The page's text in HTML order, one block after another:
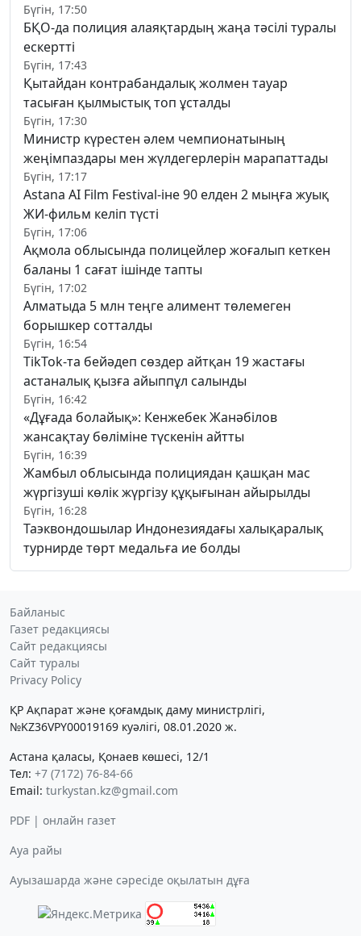
Бүгін, 17:50
БҚО-да полиция алаяқтардың жаңа тәсілі туралы
ескертті
Бүгін, 17:43
Қытайдан контрабандалық жолмен тауар
тасыған қылмыстық топ ұсталды
Бүгін, 17:30
Министр күрестен әлем чемпионатының
жеңімпаздары мен жүлдегерлерін марапаттады
Бүгін, 17:17
Astana AI Film Festival-іне 90 елден 2 мыңға жуық
ЖИ-фильм келіп түсті
Бүгін, 17:06
Ақмола облысында полицейлер жоғалып кеткен
баланы 1 сағат ішінде тапты
Бүгін, 17:02
Алматыда 5 млн теңге алимент төлемеген
борышкер сотталды
Бүгін, 16:54
TikTok-та бейәдеп сөздер айтқан 19 жастағы
астаналық қызға айыппұл салынды
Бүгін, 16:42
«Дұғада болайық»: Кенжебек Жанәбілов
жансақтау бөліміне түскенін айтты
Бүгін, 16:39
Жамбыл облысында полициядан қашқан мас
жүргізуші көлік жүргізу құқығынан айырылды
Бүгін, 16:28
Таэквондошылар Индонезиядағы халықаралық
турнирде төрт медальға ие болды
Байланыс
Газет редакциясы
Сайт редакциясы
Сайт туралы
Privacy Policy
ҚР Ақпарат және қоғамдық даму министрлігі,
№KZ36VPY00019169 куәлігі, 08.01.2020 ж.
Астана қаласы, Қонаев көшесі, 12/1
Тел: +7 (7172) 76-84-66
Email: turkystan.kz@gmail.com
PDF | онлайн газет
Ауа райы
Ауызашарда және сәресіде оқылатын дұға